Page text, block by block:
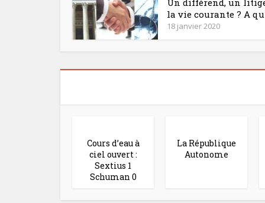
Un différend, un
la vie courante ? A
18 janvier 2020
Cours d’eau à
ciel ouvert :
Sextius 1
Schuman 0
La République
Autonome